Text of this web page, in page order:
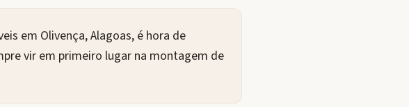
em Olivença, Alagoas, é hora de
vir em primeiro lugar na montagem de